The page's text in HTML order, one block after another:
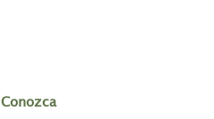
Conozca